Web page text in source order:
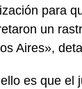
para
un
Aires»,
es que el